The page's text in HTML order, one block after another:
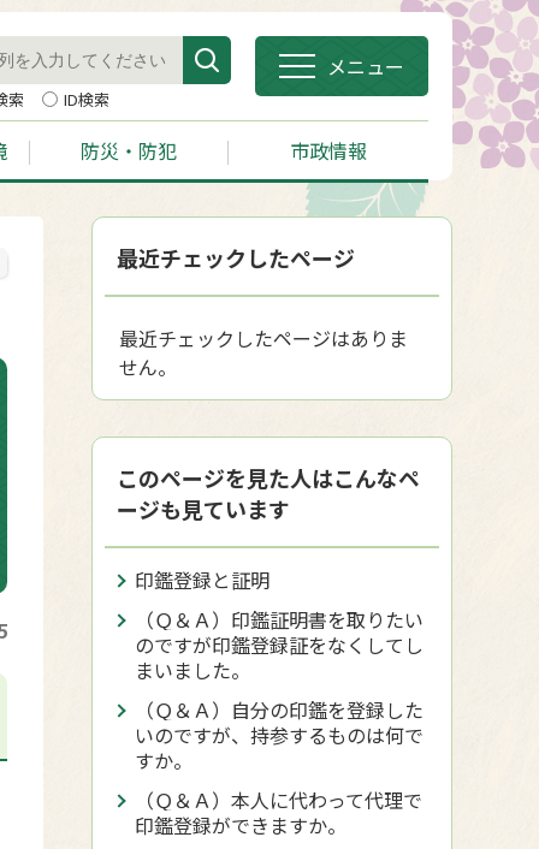
索 ID検索
メニュー
防災・防犯 市政情報
最近チェックしたページ
最近チェックしたページはありま
せん。
このページを見た人はこんなペ
ージも見ています
印鑑登録と証明
（Ｑ＆Ａ）印鑑証明書を取りたい
のですが印鑑登録証をなくしてし
まいました。
（Ｑ＆Ａ）自分の印鑑を登録した
いのですが、持参するものは何で
すか。
（Ｑ＆Ａ）本人に代わって代理で
印鑑登録ができますか。